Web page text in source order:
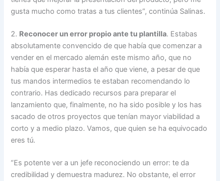
gusta mucho como tratas a tus clientes”, continúa Salinas.
2. Reconocer un error propio ante tu plantilla. Estabas
absolutamente convencido de que había que comenzar a
vender en el mercado alemán este mismo año, que no
había que esperar hasta el año que viene, a pesar de que
tus mandos intermedios te estaban recomendando lo
contrario. Has dedicado recursos para preparar el
lanzamiento que, finalmente, no ha sido posible y los has
sacado de otros proyectos que tenían mayor viabilidad a
corto y a medio plazo. Vamos, que quien se ha equivocado
eres tú.
“Es potente ver a un jefe reconociendo un error: te da
credibilidad y demuestra madurez. No obstante, el error